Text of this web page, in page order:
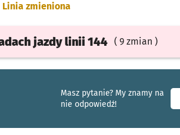
Linia zmieniona
jazdylinii 144 ( 9 zmian )
Masz pytanie? My znamy na
nie odpowiedź!